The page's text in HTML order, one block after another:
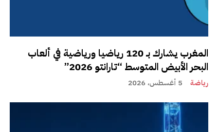
المغرب يشارك بـ 120 رياضيا ورياضية في ألعاب
البحر الأبيض المتوسط “تارانتو 2026”
رياضة 5 أغسطس، 2026